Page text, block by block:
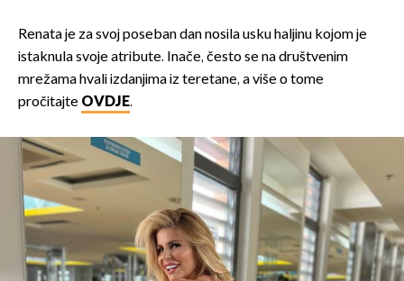
Renata je za svoj poseban dan nosila usku haljinu kojom je
istaknula svoje atribute. Inače, često se na društvenim
mrežama hvali izdanjima iz teretane, a više o tome
pročitajte OVDJE.